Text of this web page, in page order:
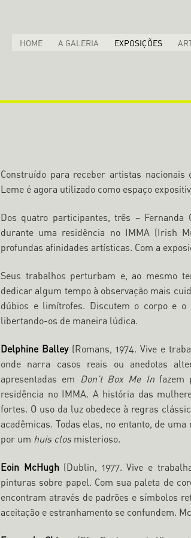
HOME A GALERIA EXPOSIÇÕES
Construído para receber artistas
Leme é agora utilizado como espaço
Dos quatro participantes, três –
durante uma residência no IMMA (Irish
profundas afinidades artísticas. Com a
Seus trabalhos perturbam e, ao mesmo
dedicar algum tempo à observação mais
dúbios e limítrofes. Discutem o corpo e
libertando-os de maneira lúdica.
Delphine Balley(Romans, 1974. Vive e
onde narra casos reais ou anedotas
apresentadas em Don’t Box Me Infazem
residência no IMMA. A história das
fortes. O uso da luz obedece à regras
acadêmicas. Todas elas, no entanto, de
por um huis closmisterioso.
Eoin McHugh(Dublin, 1977. Vive e
pinturas sobre papel. Com sua paleta de
encontram através de padrões e símbolos
aceitação e estranhamento se confundem.